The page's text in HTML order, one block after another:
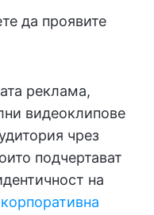
да проявите
реклама,
видеоклипове
чрез
подчертават
на